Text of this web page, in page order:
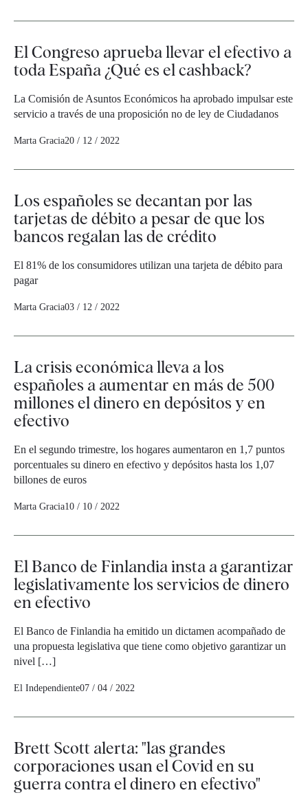
El Congreso aprueba llevar el efectivo a
toda España ¿Qué es el cashback?
La Comisión de Asuntos Económicos ha aprobado impulsar este
servicio a través de una proposición no de ley de Ciudadanos
Marta Gracia20 / 12 / 2022
Los españoles se decantan por las
tarjetas de débito a pesar de que los
bancos regalan las de crédito
El 81% de los consumidores utilizan una tarjeta de débito para
pagar
Marta Gracia03 / 12 / 2022
La crisis económica lleva a los
españoles a aumentar en más de 500
millones el dinero en depósitos y en
efectivo
En el segundo trimestre, los hogares aumentaron en 1,7 puntos
porcentuales su dinero en efectivo y depósitos hasta los 1,07
billones de euros
Marta Gracia10 / 10 / 2022
El Banco de Finlandia insta a garantizar
legislativamente los servicios de dinero
en efectivo
El Banco de Finlandia ha emitido un dictamen acompañado de
una propuesta legislativa que tiene como objetivo garantizar un
nivel […]
El Independiente07 / 04 / 2022
Brett Scott alerta: "las grandes
corporaciones usan el Covid en su
guerra contra el dinero en efectivo"